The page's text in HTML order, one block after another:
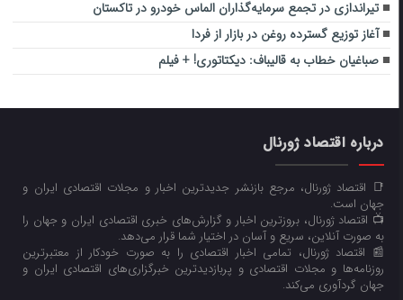
تیراندازی در تجمع سرمایه‌گذاران الماس خودرو در تاکستان
آغاز توزیع گسترده روغن در بازار از فردا
صباغیان خطاب به قالیباف: دیکتاتوری! + فیلم
درباره اقتصاد ژورنال
📑 اقتصاد ژورنال، مرجع بازنشر جدیدترین اخبار و مجلات اقتصادی ایران و
جهان است.
📺 اقتصاد ژورنال، بروزترین اخبار و گزارش‌های خبری اقتصادی ایران و جهان را
به صورت آنلاین، سریع و آسان در اختیار شما قرار می‌‌دهد.
📰 اقتصاد ژورنال، تمامی اخبار اقتصادی را به صورت خودکار از معتبرترین
روزنامه‌ها و مجلات اقتصادی و پربازدیدترین خبرگزاری‌های اقتصادی ایران و
جهان گردآوری می‌کند.